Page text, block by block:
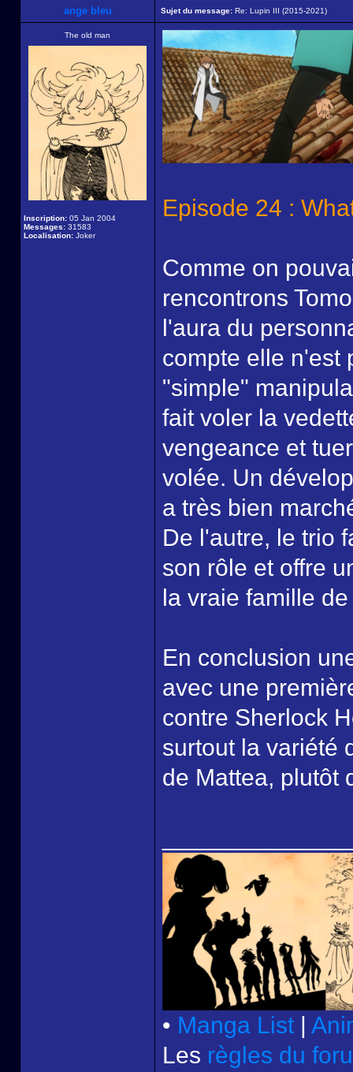
ange bleu Sujet du message: Re: Lupin III (2015-2021)
The old man
Inscription: 05 Jan 2004
Messages: 31583
Localisation: Joker
Episode 24 :
Comme on
rencontrons
l'aura du
compte elle n'est
"simple"
fait voler la
vengeance et
volée. Un
a très bien
De l'autre, le trio
son rôle et offre
la vraie famille
En conclusion
avec une
contre Sherlock
surtout la variété
de Mattea, plutôt
• Manga List |
Les règles du